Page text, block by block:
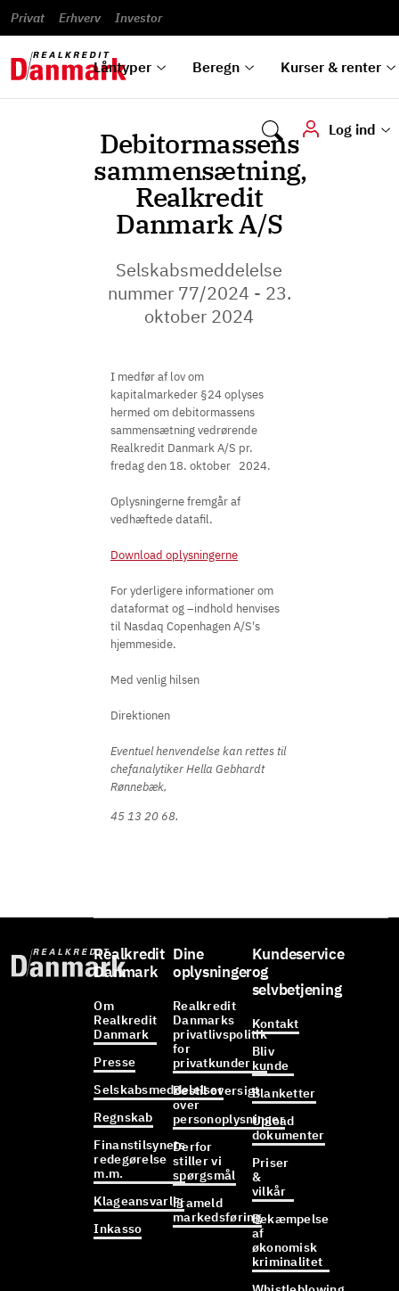
Privat Erhverv Investor
Låntyper Beregn Kurser & renter
Log ind
til bolig
Alle
låntyper
omlægning
Se alle
beregnere
Renteprognose
Bestil
kursovervågning
rentetilpasning
vilkår
Blanketter
Samarbejdspartnere
guides
hvad
vi kan
tilbyde
Debitormassens
sammensætning,
Realkredit
Danmark A/S
Selskabsmeddelelse
nummer 77/2024 - 23.
oktober 2024
I medfør af lov om
kapitalmarkeder §24 oplyses
hermed om debitormassens
sammensætning vedrørende
Realkredit Danmark A/S pr.
fredag den 18. oktober 2024.
Oplysningerne fremgår af
vedhæftede datafil.
Download oplysningerne
For yderligere informationer om
dataformat og –indhold henvises
til Nasdaq Copenhagen A/S's
hjemmeside.
Med venlig hilsen
Direktionen
Eventuel henvendelse kan rettes til
chefanalytiker Hella Gebhardt
Rønnebæk,
45 13 20 68.
Realkredit
Danmark
Om
Realkredit
Danmark
Presse
Selskabsmeddelelser
Regnskab
Finanstilsynets
redegørelse
m.m.
Klageansvarlig
Inkasso
Dine
oplysninger
Realkredit
Danmarks
privatlivspolitik
for
privatkunder
Bestil oversigt
over
personoplysninger
Derfor
stiller vi
spørgsmål
Frameld
markedsføring
Kundeservice
og
selvbetjening
Kontakt
Bliv
kunde
Blanketter
Upload
dokumenter
Priser
&
vilkår
Bekæmpelse
af
økonomisk
kriminalitet